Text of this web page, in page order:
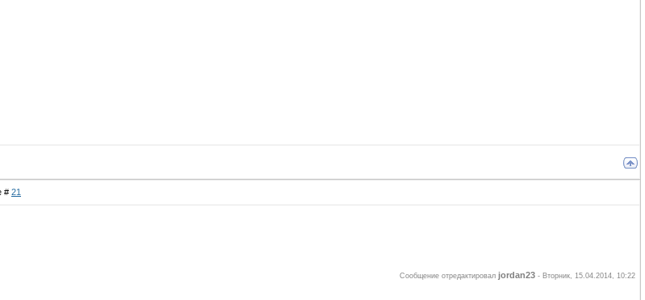
# 21
Сообщение отредактировал jordan23 - Вторник, 15.04.2014, 10:22